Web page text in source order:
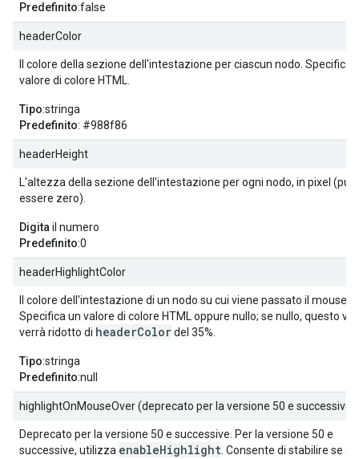
Predefinito:false
headerColor
Il colore della sezione dell'intestazione per ciascun nodo. Specifica
valore di colore HTML.
Tipo:stringa
Predefinito: #988f86
headerHeight
L'altezza della sezione dell'intestazione per ogni nodo, in pixel (può
essere zero).
Digita il numero
Predefinito:0
headerHighlightColor
Il colore dell'intestazione di un nodo su cui viene passato il mouse.
Specifica un valore di colore HTML oppure nullo; se nullo, questo
verrà ridotto di headerColordel 35%.
Tipo:stringa
Predefinito:null
highlightOnMouseOver (deprecato per la versione 50 e successive)
Deprecato per la versione 50 e successive. Per la versione 50 e
successive, utilizza enableHighlight . Consente di stabilire se gli